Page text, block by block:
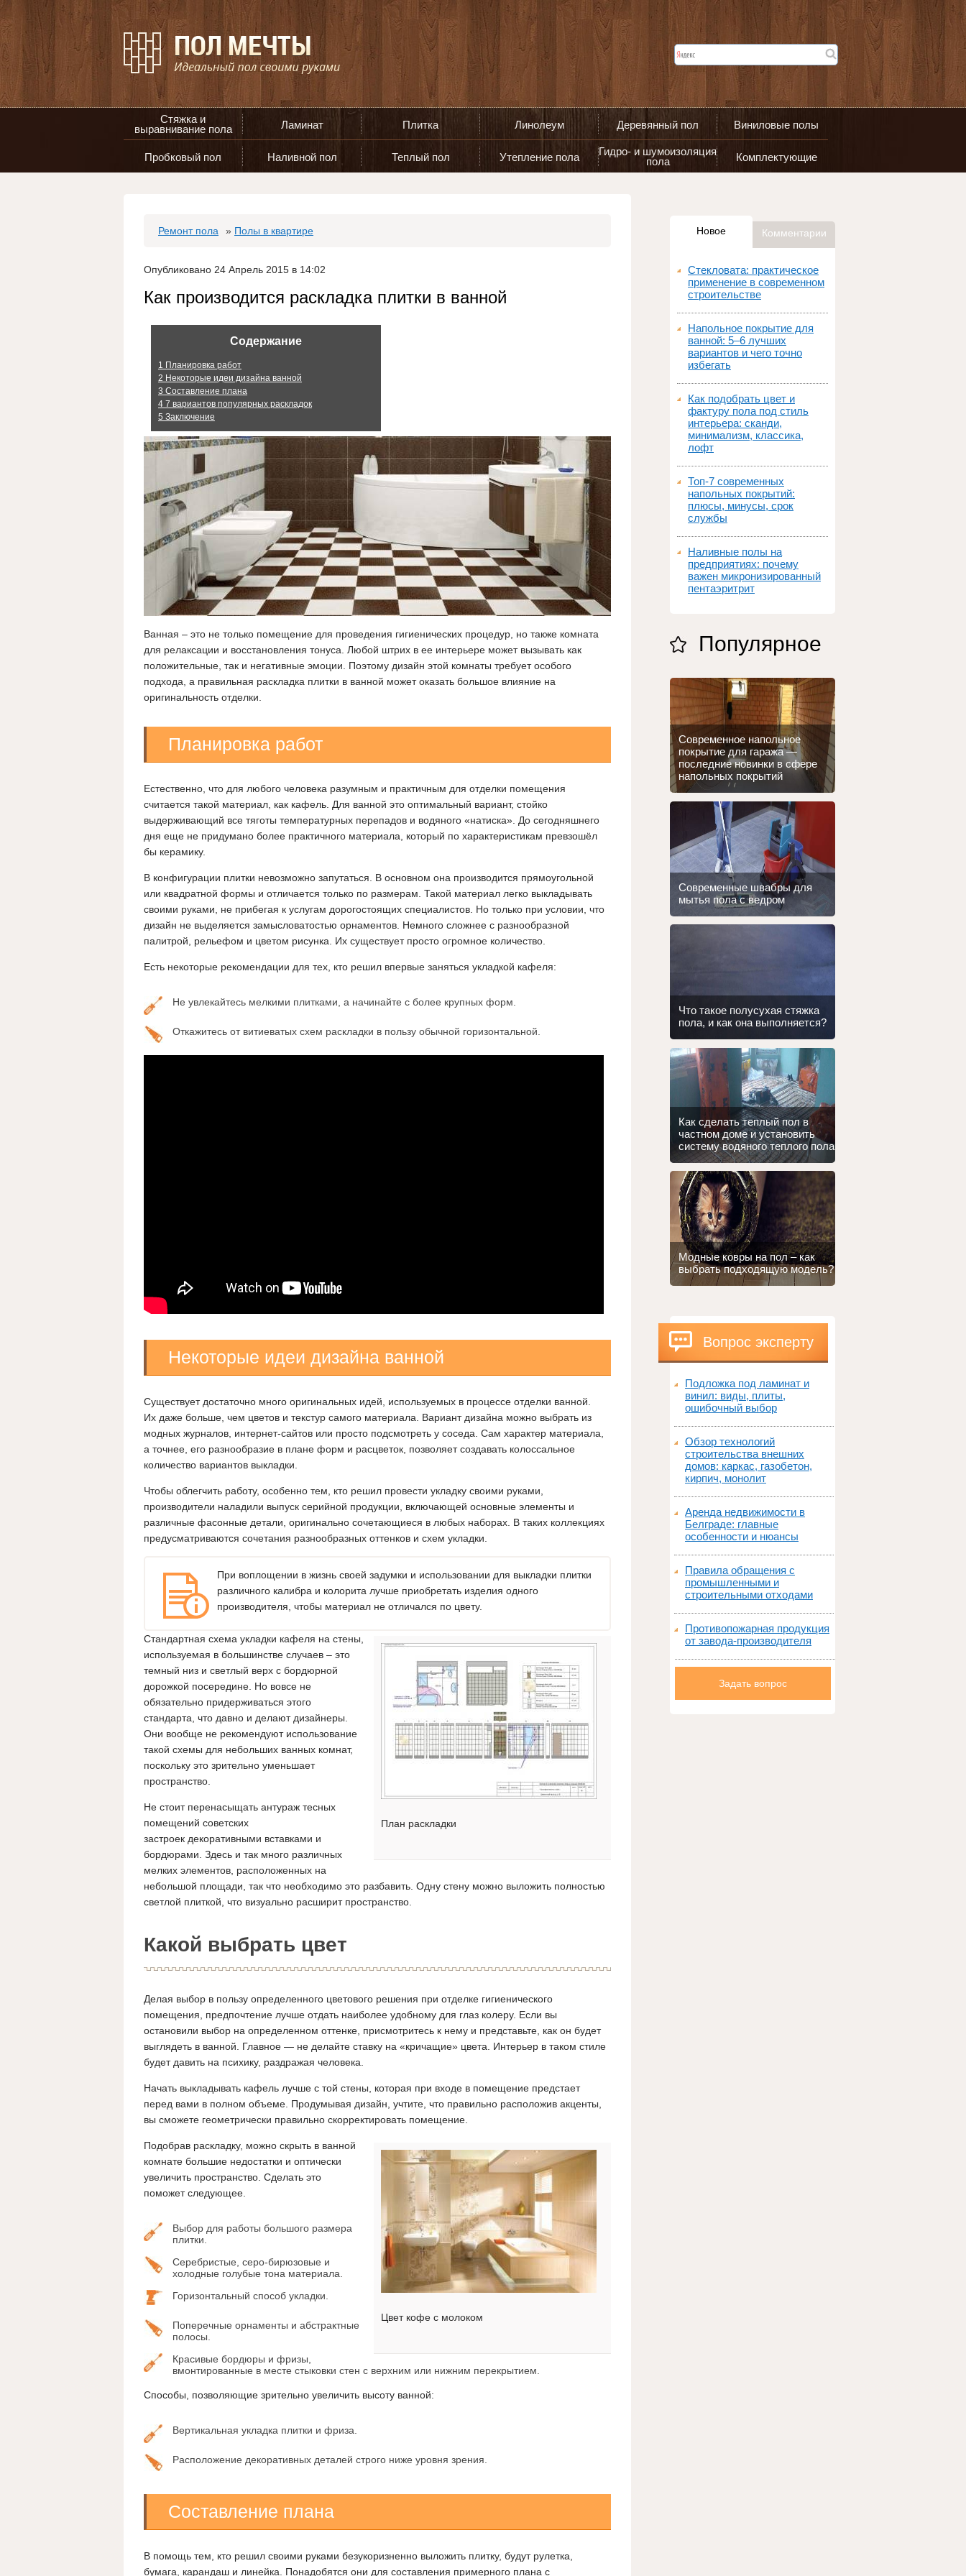
Стяжка и
выравнивание пола
Ламинат Плитка Линолеум Деревянный пол Виниловые полы
Пробковый пол Наливной пол Теплый пол Утепление пола
Гидро- и шумоизоляция
пола
Комплектующие
Ремонт пола » Полы в квартире
Опубликовано 24 Апрель 2015 в 14:02
Как производится раскладка плитки в ванной
Содержание
1 Планировка работ
2 Некоторые идеи дизайна ванной
3 Составление плана
4 7 вариантов популярных раскладок
5 Заключение
Ванная – это не только помещение для проведения гигиенических процедур, но также комната
для релаксации и восстановления тонуса. Любой штрих в ее интерьере может вызывать как
положительные, так и негативные эмоции. Поэтому дизайн этой комнаты требует особого
подхода, а правильная раскладка плитки в ванной может оказать большое влияние на
оригинальность отделки.
Планировка работ
Естественно, что для любого человека разумным и практичным для отделки помещения
считается такой материал, как кафель. Для ванной это оптимальный вариант, стойко
выдерживающий все тяготы температурных перепадов и водяного «натиска». До сегодняшнего
дня еще не придумано более практичного материала, который по характеристикам превзошёл
бы керамику.
В конфигурации плитки невозможно запутаться. В основном она производится прямоугольной
или квадратной формы и отличается только по размерам. Такой материал легко выкладывать
своими руками, не прибегая к услугам дорогостоящих специалистов. Но только при условии, что
дизайн не выделяется замысловатостью орнаментов. Немного сложнее с разнообразной
палитрой, рельефом и цветом рисунка. Их существует просто огромное количество.
Есть некоторые рекомендации для тех, кто решил впервые заняться укладкой кафеля:
Не увлекайтесь мелкими плитками, а начинайте с более крупных форм.
Откажитесь от витиеватых схем раскладки в пользу обычной горизонтальной.
Некоторые идеи дизайна ванной
Существует достаточно много оригинальных идей, используемых в процессе отделки ванной.
Их даже больше, чем цветов и текстур самого материала. Вариант дизайна можно выбрать из
модных журналов, интернет-сайтов или просто подсмотреть у соседа. Сам характер материала,
а точнее, его разнообразие в плане форм и расцветок, позволяет создавать колоссальное
количество вариантов выкладки.
Чтобы облегчить работу, особенно тем, кто решил провести укладку своими руками,
производители наладили выпуск серийной продукции, включающей основные элементы и
различные фасонные детали, оригинально сочетающиеся в любых наборах. В таких коллекциях
предусматриваются сочетания разнообразных оттенков и схем укладки.
При воплощении в жизнь своей задумки и использовании для выкладки плитки
различного калибра и колорита лучше приобретать изделия одного
производителя, чтобы материал не отличался по цвету.
План раскладки
Стандартная схема укладки кафеля на стены,
используемая в большинстве случаев – это
темный низ и светлый верх с бордюрной
дорожкой посередине. Но вовсе не
обязательно придерживаться этого
стандарта, что давно и делают дизайнеры.
Они вообще не рекомендуют использование
такой схемы для небольших ванных комнат,
поскольку это зрительно уменьшает
пространство.
Не стоит перенасыщать антураж тесных
помещений советских
застроек декоративными вставками и
бордюрами. Здесь и так много различных
мелких элементов, расположенных на
небольшой площади, так что необходимо это разбавить. Одну стену можно выложить полностью
светлой плиткой, что визуально расширит пространство.
Какой выбрать цвет
Делая выбор в пользу определенного цветового решения при отделке гигиенического
помещения, предпочтение лучше отдать наиболее удобному для глаз колеру. Если вы
остановили выбор на определенном оттенке, присмотритесь к нему и представьте, как он будет
выглядеть в ванной. Главное — не делайте ставку на «кричащие» цвета. Интерьер в таком стиле
будет давить на психику, раздражая человека.
Начать выкладывать кафель лучше с той стены, которая при входе в помещение предстает
перед вами в полном объеме. Продумывая дизайн, учтите, что правильно расположив акценты,
вы сможете геометрически правильно скорректировать помещение.
Цвет кофе с молоком
Подобрав раскладку, можно скрыть в ванной
комнате большие недостатки и оптически
увеличить пространство. Сделать это
поможет следующее.
Выбор для работы большого размера
плитки.
Серебристые, серо-бирюзовые и
холодные голубые тона материала.
Горизонтальный способ укладки.
Поперечные орнаменты и абстрактные
полосы.
Красивые бордюры и фризы,
вмонтированные в месте стыковки стен с верхним или нижним перекрытием.
Способы, позволяющие зрительно увеличить высоту ванной:
Вертикальная укладка плитки и фриза.
Расположение декоративных деталей строго ниже уровня зрения.
Составление плана
В помощь тем, кто решил своими руками безукоризненно выложить плитку, будут рулетка,
бумага, карандаш и линейка. Понадобятся они для составления примерного плана с
Новое Комментарии
Стекловата: практическое
применение в современном
строительстве
Напольное покрытие для
ванной: 5–6 лучших
вариантов и чего точно
избегать
Как подобрать цвет и
фактуру пола под стиль
интерьера: сканди,
минимализм, классика,
лофт
Топ‑7 современных
напольных покрытий:
плюсы, минусы, срок
службы
Наливные полы на
предприятиях: почему
важен микронизированный
пентаэритрит
Популярное
Современное напольное
покрытие для гаража —
последние новинки в сфере
напольных покрытий
Современные швабры для
мытья пола с ведром
Что такое полусухая стяжка
пола, и как она выполняется?
Как сделать теплый пол в
частном доме и установить
систему водяного теплого пола
Модные ковры на пол – как
выбрать подходящую модель?
Вопрос эксперту
Подложка под ламинат и
винил: виды, плиты,
ошибочный выбор
Обзор технологий
строительства внешних
домов: каркас, газобетон,
кирпич, монолит
Аренда недвижимости в
Белграде: главные
особенности и нюансы
Правила обращения с
промышленными и
строительными отходами
Противопожарная продукция
от завода-производителя
Задать вопрос